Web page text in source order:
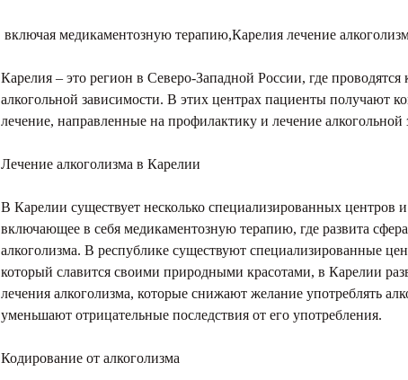
включая медикаментозную терапию,Карелия лечение
Карелия – это регион в Северо-Западной России, где проводятся
алкогольной зависимости. В этих центрах пациенты получают
лечение, направленные на профилактику и лечение алкогольной
Лечение алкоголизма в Карелии
В Карелии существует несколько специализированных центров
включающее в себя медикаментозную терапию, где развита
алкоголизма. В республике существуют специализированные
который славится своими природными красотами, в Карелии
лечения алкоголизма, которые снижают желание употреблять
уменьшают отрицательные последствия от его употребления.
Кодирование от алкоголизма